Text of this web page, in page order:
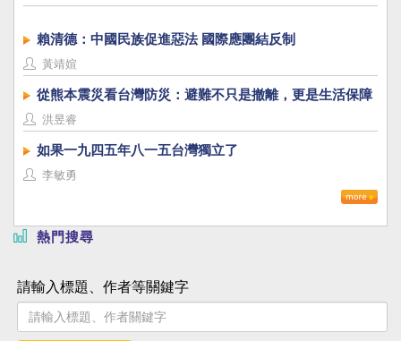
賴清德：中國民族促進惡法 國際應團結反制
黃靖媗
從熊本震災看台灣防災：避難不只是撤離，更是生活保障
洪昱睿
如果一九四五年八一五台灣獨立了
李敏勇
熱門搜尋
請輸入標題、作者等關鍵字